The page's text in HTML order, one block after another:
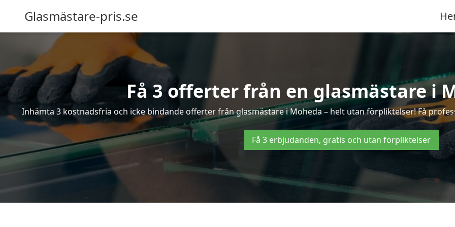
Glasmästare-pris.se
Få 3 offerter från en glasmästare i
Inhämta 3 kostnadsfria och icke bindande offerter från glasmästare i Moheda – helt utan förpliktelser! Få
Få 3 erbjudanden, gratis och utan förpliktelser